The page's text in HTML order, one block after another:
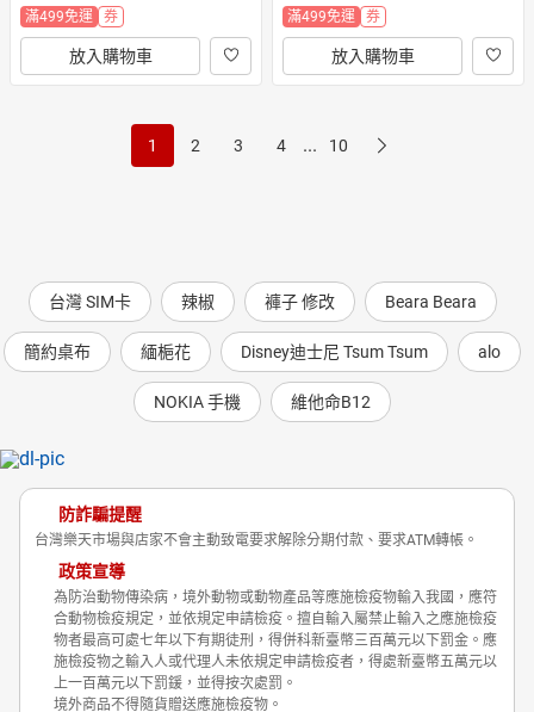
滿499免運
券
放入購物車
滿499免運
券
放入購物車
1 2 3 4 ... 10
台灣 SIM卡 辣椒 褲子 修改 Beara Beara
簡約桌布 緬梔花 Disney迪士尼 Tsum Tsum alo
NOKIA 手機 維他命B12
防詐騙提醒
台灣樂天市場與店家不會主動致電要求解除分期付款、要求ATM轉帳。
政策宣導
為防治動物傳染病，境外動物或動物產品等應施檢疫物輸入我國，應符
合動物檢疫規定，並依規定申請檢疫。擅自輸入屬禁止輸入之應施檢疫
物者最高可處七年以下有期徒刑，得併科新臺幣三百萬元以下罰金。應
施檢疫物之輸入人或代理人未依規定申請檢疫者，得處新臺幣五萬元以
上一百萬元以下罰鍰，並得按次處罰。
境外商品不得隨貨贈送應施檢疫物。